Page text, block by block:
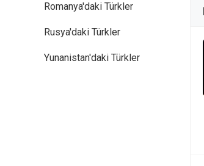
Romanya'daki Türkler
Rusya'daki Türkler
Yunanistan'daki Türkler